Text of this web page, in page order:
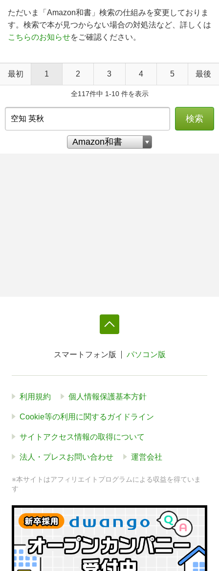
ただいま「Amazon和書」検索の仕組みを変更しておりま
す。検索で本が見つからない場合の対処法など、詳しくは
こちらのお知らせをご確認ください。
最初 1 2 3 4 5 最後
全117件中 1-10 件を表示
検索
スマートフォン版 パソコン版
利用規約 個人情報保護基本方針
Cookie等の利用に関するガイドライン
サイトアクセス情報の取得について
法人・プレスお問い合わせ 運営会社
※本サイトはアフィリエイトプログラムによる収益を得ていま
す